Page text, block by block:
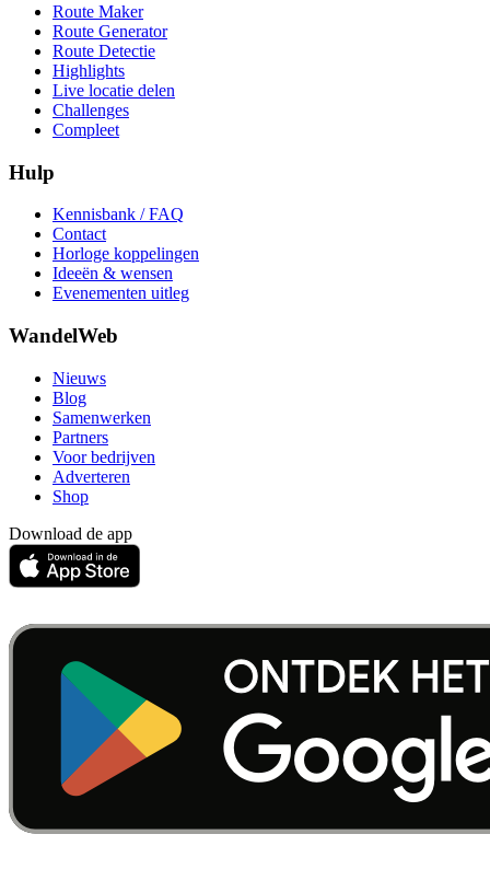
Route Maker
Route Generator
Route Detectie
Highlights
Live locatie delen
Challenges
Compleet
Hulp
Kennisbank / FAQ
Contact
Horloge koppelingen
Ideeën & wensen
Evenementen uitleg
WandelWeb
Nieuws
Blog
Samenwerken
Partners
Voor bedrijven
Adverteren
Shop
Download de app